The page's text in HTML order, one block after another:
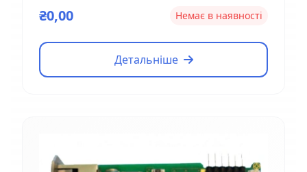
₴0,00
Немає в наявності
Детальніше